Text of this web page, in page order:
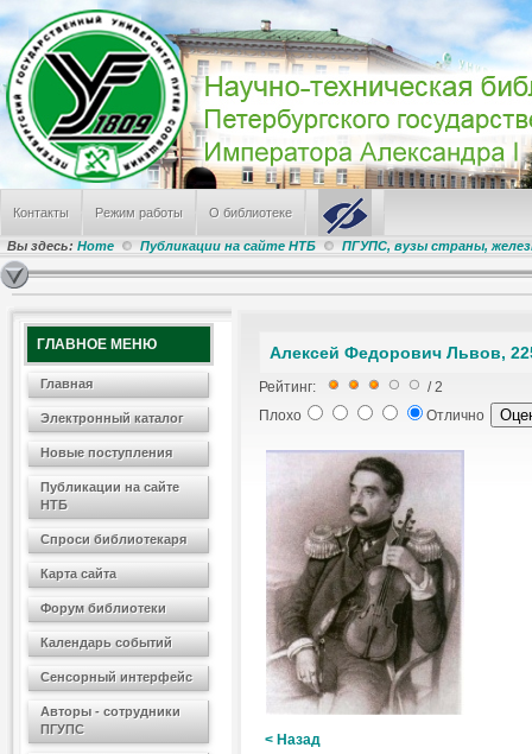
Контакты Режим работы О библиотеке
Вы здесь: Home Публикации на сайте НТБ ПГУПС, вузы страны,
ГЛАВНОЕ МЕНЮ
Главная
Электронный каталог
Новые поступления
Публикации на сайте
НТБ
Спроси библиотекаря
Карта сайта
Форум библиотеки
Календарь событий
Сенсорный интерфейс
Авторы - сотрудники
ПГУПС
Алексей Федорович Львов,
Рейтинг:
/ 2
Плохо
Отлично
< Назад